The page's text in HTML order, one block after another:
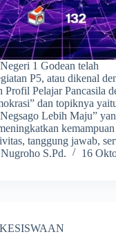
1 Godean telah
P5, atau dikenal
Profil Pelajar Pancasila
dan topiknya
Lebih Maju”
kemampuan
tanggung jawab,
S.Pd.
16
KESISWAAN